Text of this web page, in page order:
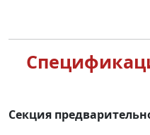
Секция